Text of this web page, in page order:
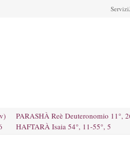
Servizi
PARASHÀ Reè Deuteronomio 11°,
HAFTARÀ Isaia 54°, 11-55°, 5